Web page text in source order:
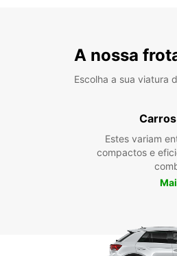
A nossa
Escolha a sua viatura
Estes variam
compactos e